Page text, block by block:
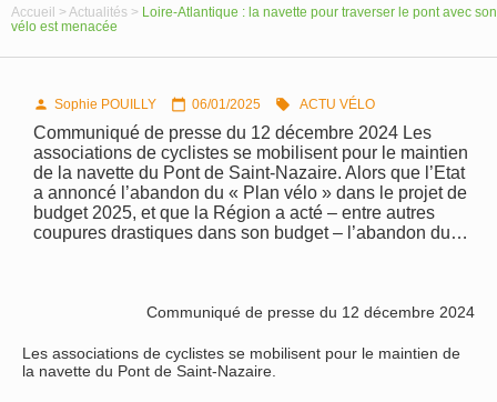
Accueil > Actualités > Loire-Atlantique : la navette pour traverser le pont avec son
vélo est menacée
 Sophie POUILLY  06/01/2025  ACTU VÉLO
Communiqué de presse du 12 décembre 2024 Les
associations de cyclistes se mobilisent pour le maintien
de la navette du Pont de Saint-Nazaire. Alors que l’Etat
a annoncé l’abandon du « Plan vélo » dans le projet de
budget 2025, et que la Région a acté – entre autres
coupures drastiques dans son budget – l’abandon du…
Communiqué de presse du 12 décembre 2024
Les associations de cyclistes se mobilisent pour le maintien de
la navette du Pont de Saint-Nazaire.